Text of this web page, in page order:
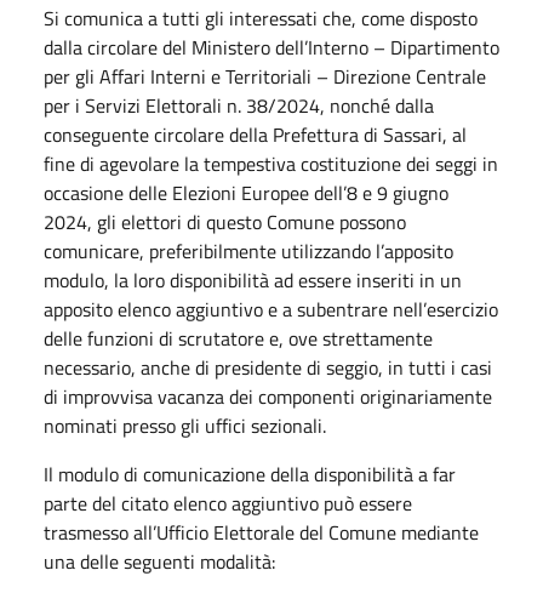
Si comunica a tutti gli interessati che, come disposto
dalla circolare del Ministero dell’Interno – Dipartimento
per gli Affari Interni e Territoriali – Direzione Centrale
per i Servizi Elettorali n. 38/2024, nonché dalla
conseguente circolare della Prefettura di Sassari, al
fine di agevolare la tempestiva costituzione dei seggi in
occasione delle Elezioni Europee dell’8 e 9 giugno
2024, gli elettori di questo Comune possono
comunicare, preferibilmente utilizzando l’apposito
modulo, la loro disponibilità ad essere inseriti in un
apposito elenco aggiuntivo e a subentrare nell’esercizio
delle funzioni di scrutatore e, ove strettamente
necessario, anche di presidente di seggio, in tutti i casi
di improvvisa vacanza dei componenti originariamente
nominati presso gli uffici sezionali.
Il modulo di comunicazione della disponibilità a far
parte del citato elenco aggiuntivo può essere
trasmesso all’Ufficio Elettorale del Comune mediante
una delle seguenti modalità: